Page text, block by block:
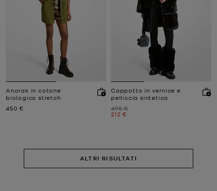
Anorak in cotone
biologico stretch
Prezzo attuale
450 €
Cappotto in vernice e
pelliccia sintetica
Prezzo iniziale
495 €
Prezzo attuale
212 €
ALTRI RISULTATI